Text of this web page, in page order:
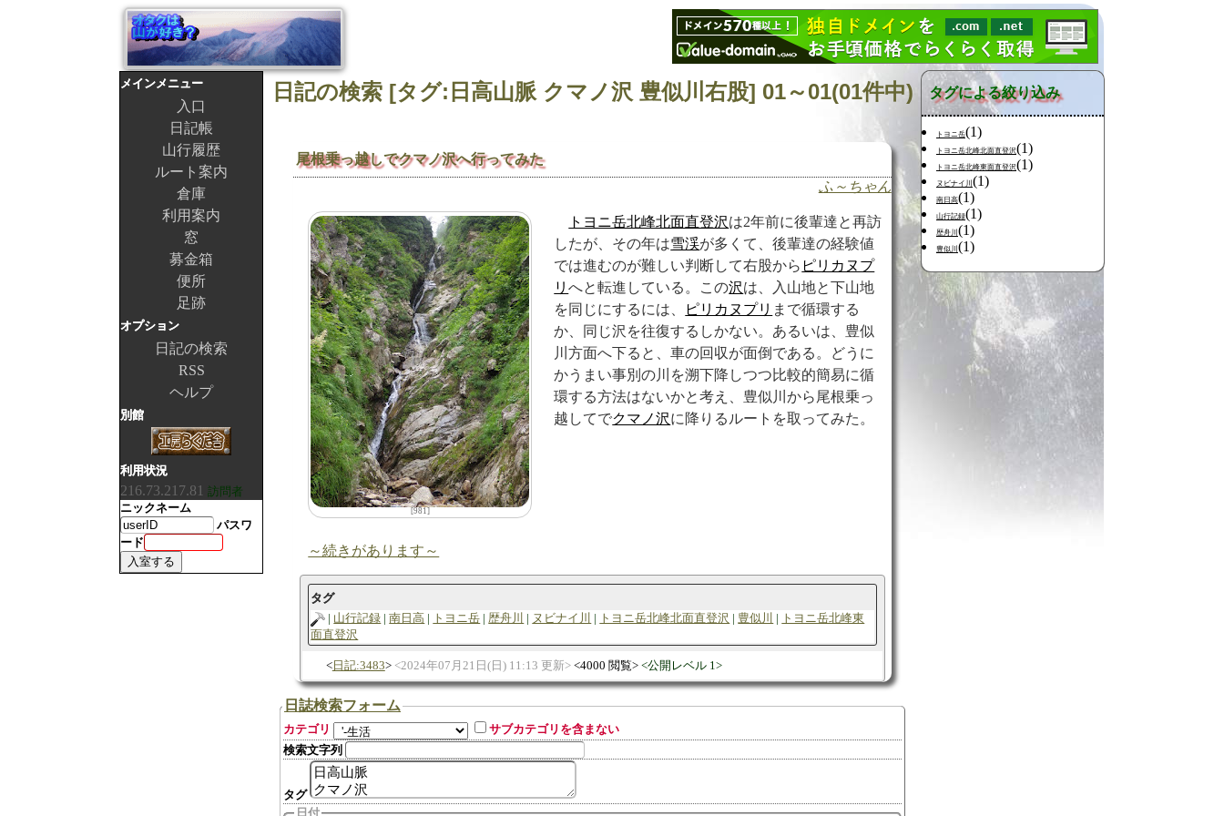
日記の検索 [タグ:日高山脈 クマノ沢 豊似川右股] 01～01(01件中)
尾根乗っ越しでクマノ沢へ行ってみた
ふ～ちゃん
[981]
トヨニ岳北峰北面直登沢は2年前に後輩達と再訪
したが、その年は雪渓が多くて、後輩達の経験値
では進むのが難しい判断して右股から ピリカヌプ
リへと転進している。この沢は、入山地と下山地
を同じにするには、
ピリカヌプリ まで循環する
か、同じ沢を往復するしかない。あるいは、豊似
川方面へ下ると、車の回収が面倒である。どうに
かうまい事別の川を溯下降しつつ比較的簡易に循
環する方法はないかと考え、豊似川から尾根乗っ
越してでクマノ沢に降りるルートを取ってみた。
～続きがあります～
タグ
山行記録
南日高 トヨニ岳 歴舟川 ヌビナイ川 トヨニ岳北峰北面直登沢 豊似川
トヨニ岳北峰東
面直登沢
日記:3483 2024年07月21日(日) 11:13 更新 4000 閲覧 公開レベル 1
日誌検索フォーム
カテゴリ
サブカテゴリを含まない
検索文字列
タグ
日付
タグによる絞り込み
トヨニ岳(1)
トヨニ岳北峰北面直登沢(1)
トヨニ岳北峰東面直登沢(1)
ヌビナイ川 (1)
南日高(1)
山行記録(1)
歴舟川 (1)
豊似川 (1)
メインメニュー
入口
日記帳
山行履歴
ルート案内
倉庫
利用案内
窓
募金箱
便所
足跡
オプション
日記の検索
RSS
ヘルプ
別館
利用状況
216.73.217.81 訪問者
ニックネーム
パスワ
ード